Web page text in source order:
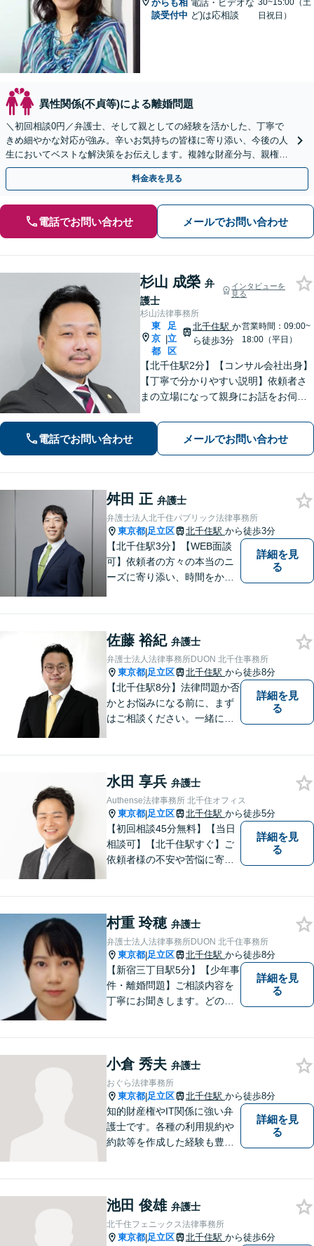
からも相
談受付中
電話・ビデオな
ど)は応相談
30~15:00（土
日祝日）
異性関係(不貞等)による離婚問題
＼初回相談0円／弁護士、そして親としての経験を活かした、丁寧で
きめ細やかな対応が強み。辛いお気持ちの皆様に寄り添い、今後の人
生においてベストな解決策をお伝えします。複雑な財産分与、親権問
題、養育費の交渉、国際離婚などが得意です【日英対応◎】
料金表を見る
電話でお問い合わせ メールでお問い合わせ
杉山 成榮 弁
護士
インタビューを
見る
杉山法律事務所
東
京
都
|
足
立
区
北千住駅 か
ら徒歩3分
営業時間：09:00~
18:00（平日）
【北千住駅2分】【コンサル会社出身】
【丁寧で分かりやすい説明】依頼者さ
まの立場になって親身にお話をお伺い
にしておりますので、ささいなお悩み
でも遠慮なくお聞かせください。【電
話・WEB面談可】
電話でお問い合わせ メールでお問い合わせ
舛田 正 弁護士
弁護士法人北千住パブリック法律事務所
東京都|足立区 北千住駅 から徒歩3分
【北千住駅3分】【WEB面談
可】依頼者の方々の本当のニ
ーズに寄り添い、時間をかけ
解決を見つけ出すことを目指
します。
詳細を見
る
佐藤 裕紀 弁護士
弁護士法人法律事務所DUON 北千住事務所
東京都|足立区 北千住駅 から徒歩8分
【北千住駅8分】法律問題か否
かとお悩みになる前に、まず
はご相談ください。一緒に考
詳細を見
る
水田 享兵 弁護士
Authense法律事務所 北千住オフィス
東京都|足立区 北千住駅 から徒歩5分
【初回相談45分無料】【当日
相談可】【北千住駅すぐ】ご
依頼者様の不安や苦悩に寄り
題解決後の人生も見据えてサ
ポートします。
詳細を見
る
村重 玲穂 弁護士
弁護士法人法律事務所DUON 北千住事務所
東京都|足立区 北千住駅 から徒歩8分
【新宿三丁目駅5分】【少年事
件・離婚問題】ご相談内容を
丁寧にお聞きします。どのよ
詳細を見
る
小倉 秀夫 弁護士
おぐら法律事務所
東京都|足立区 北千住駅 から徒歩8分
知的財産権やIT関係に強い弁
護士です。各種の利用規約や
約款等を作成した経験も豊富
ット上での誹謗中傷対策も得
意です。
詳細を見
る
池田 俊雄 弁護士
北千住フェニックス法律事務所
東京都|足立区 北千住駅 から徒歩6分